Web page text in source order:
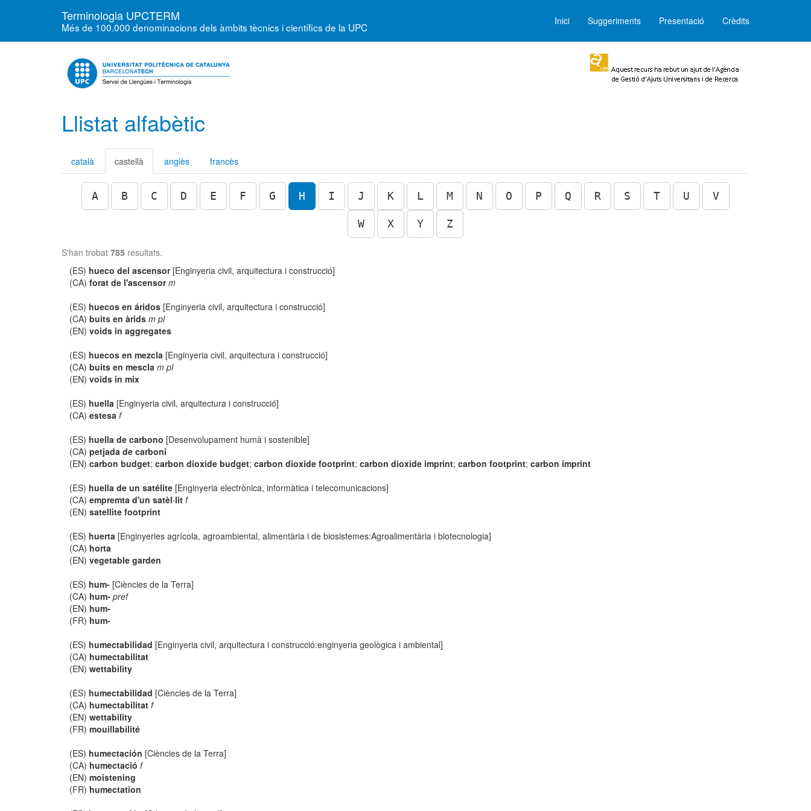
Terminologia UPCTERM
Més de 100.000 denominacions dels àmbits tècnics i científics de la UPC Inici Suggeriments Presentació Crèdits
Llistat alfabètic
català castellà anglès francès
A B C D E F G H I J K L M N O P Q R S T U V
W X Y Z
S'han trobat 785 resultats.
(ES) hueco del ascensor[Enginyeria civil, arquitectura i construcció]
(CA)forat de l'ascensor m
(ES) huecos en áridos [Enginyeria civil, arquitectura i construcció]
(CA)buits en àrids m pl
(EN)voids in aggregates
(ES) huecos en mezcla [Enginyeria civil, arquitectura i construcció]
(CA)buits en mescla m pl
(EN)voids in mix
(ES) huella [Enginyeria civil, arquitectura i construcció]
(CA)estesa f
(ES) huella de carbono [Desenvolupament humà i sostenible]
(CA)petjada de carboni
(EN)carbon budget;carbon dioxide budget;carbon dioxide footprint;carbon dioxide imprint;carbon footprint;carbon imprint
(ES) huella de un satélite [Enginyeria electrònica, informàtica i telecomunicacions]
(CA)empremta d'un satèl·lit f
(EN)satellite footprint
(ES) huerta [Enginyeries agrícola, agroambiental, alimentària i de biosistemes:Agroalimentària i biotecnologia]
(CA) horta
(EN)vegetable garden
(ES) hum- [Ciències de la Terra]
(CA) hum- pref
(EN) hum-
(FR) hum-
(ES) humectabilidad [Enginyeria civil, arquitectura i construcció:enginyeria geològica i ambiental]
(CA) humectabilitat
(EN)wettability
(ES) humectabilidad [Ciències de la Terra]
(CA) humectabilitat f
(EN)wettability
(FR)mouillabilité
(ES) humectación [Ciències de la Terra]
(CA) humectació f
(EN)moistening
(FR) humectation